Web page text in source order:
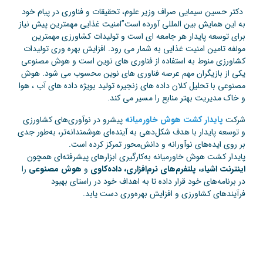
دکتر حسین سیمایی صراف وزیر علوم، تحقیقات و فناوری در پیام خود
به این همایش بین المللی آورده است”امنیت غذایی مهمترین پیش نیاز
برای توسعه پایدار هر جامعه ای است و تولیدات کشاورزی مهمترین
مولفه تامین امنیت غذایی به شمار می رود. افزایش بهره وری تولیدات
کشاورزی منوط به استفاده از فناوری های نوین است و هوش مصنوعی
یکی از بازیگران مهم عرصه فناوری های نوین محسوب می شود. هوش
مصنوعی با تحلیل کلان داده های زنجیره تولید بویژه داده های آب ، هوا
و خاک مدیریت بهتر منابع را مسیر می کند.
شرکت پایدار کشت هوش خاورمیانه پیشرو در نوآوری‌های کشاورزی
و توسعه پایدار با هدف شکل‌دهی به آینده‌ای هوشمندانه‌تر، به‌طور جدی
بر روی ایده‌های نوآورانه و دانش‌محور تمرکز کرده است.
پایدار کشت هوش خاورمیانه به‌کارگیری ابزارهای پیشرفته‌ای همچون
اینترنت اشیاء، پلتفرم‌های نرم‌افزاری، داده‌کاوی و هوش مصنوعی را
در برنامه‌های خود قرار داده تا به اهداف خود در راستای بهبود
فرآیندهای کشاورزی و افزایش بهره‌وری دست یابد.